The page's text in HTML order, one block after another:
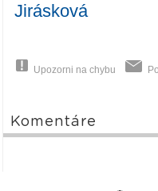
Jirásková
Upozorni na chybu
Komentáre